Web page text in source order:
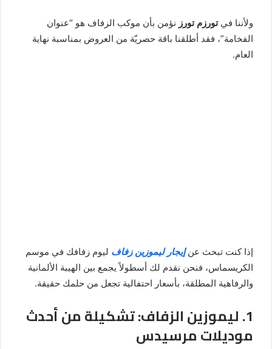
ولأننا فيتورزم تورز نؤمن بأن موكب الزفاف هو “عنوان
الفخامة”، فقد أطلقنا باقة حصريّة من العروض بمناسبة نهاية
العام.
إذا كنت تبحث عن إيجار ليموزين زفاف ليوم زفافك في موسم
الكريسماس، فنحن نقدم لك أسطولاً يجمع بين الهيبة الألمانية
والرفاهية المطلقة، بأسعار احتفالية تجعل من حلمك حقيقة.
1. ليموزين الزفاف: تشكيلة من أحدث
موديلات مرسيدس